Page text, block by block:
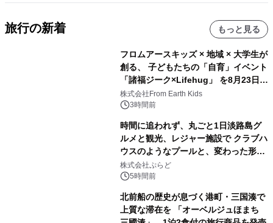
旅行の新着 もっと見る
フロムアースキッズ × 地域 × 大学生が
創る、 子どもたちの「自育」イベント
「諸福ジーク×Lifehug」 を8月23日
(日)開催
株式会社From Earth Kids
3時間前
時間に追われず、丸ごと1日淡路島グ
ルメと観光、レジャー施設で クラブハ
ウスのようなプールと、変わった形の
サウナも 「THE BOXY AWAJI」のお
得な素泊まり連泊プランで
株式会社ぷらど
5時間前
北前船の歴史が息づく港町・三国湊で
上質な滞在を 「オーベルジュほまち